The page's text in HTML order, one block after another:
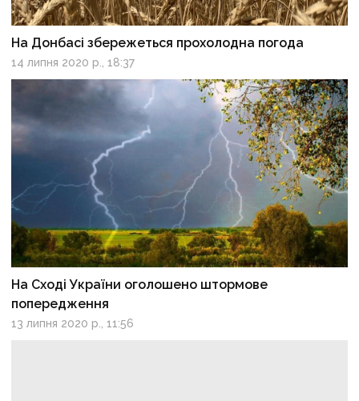
На Донбасі збережеться прохолодна погода
14 липня 2020 р., 18:37
На Сході України оголошено штормове
попередження
13 липня 2020 р., 11:56